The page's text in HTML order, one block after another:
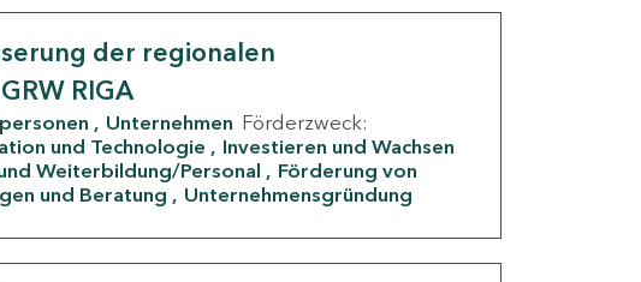
der regionalen
RIGA
Unternehmen Förderzweck:
und Technologie
Investieren und Wachsen
Weiterbildung/Personal
Förderung von
und Beratung Unternehmensgründung